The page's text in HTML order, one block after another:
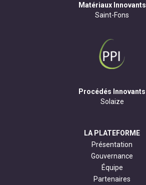
Matériaux Innovants
Saint-Fons
Procédés Innovants
Solaize
LA PLATEFORME
Présentation
Gouvernance
Équipe
Partenaires